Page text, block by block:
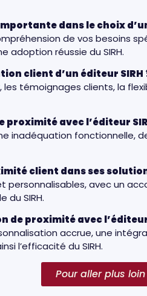
dans le choix d’un
de vos besoins
adoption réussie du SIRH.
client d’un éditeur SIRH
témoignages clients, la
proximité avec l’éditeur
inadéquation fonctionnelle,
client dans ses
personnalisables, avec un
SIRH.
de proximité avec l’éditeur
accrue, une
l’efficacité du SIRH.
Pour aller plus loin